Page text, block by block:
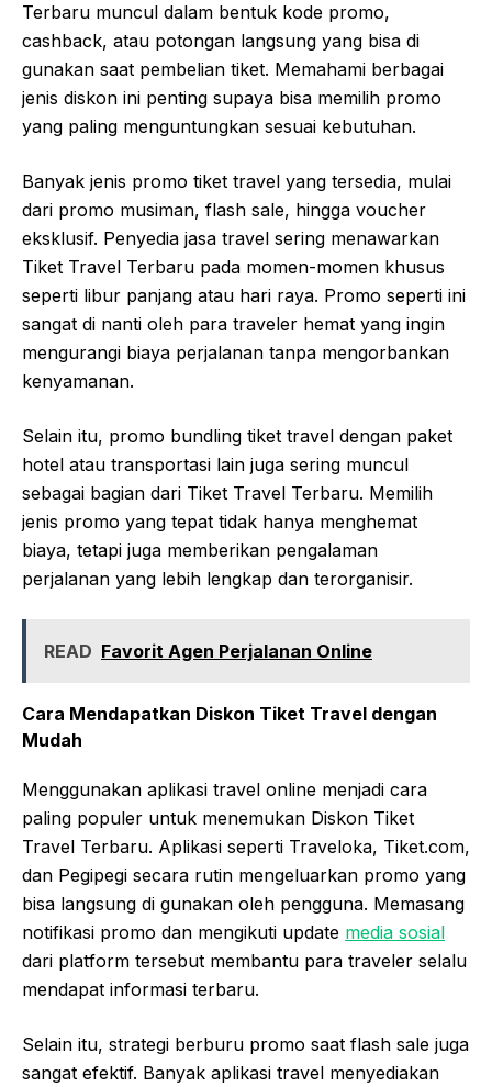
Terbaru muncul dalam bentuk kode promo,
cashback, atau potongan langsung yang bisa di
gunakan saat pembelian tiket. Memahami berbagai
jenis diskon ini penting supaya bisa memilih promo
yang paling menguntungkan sesuai kebutuhan.
Banyak jenis promo tiket travel yang tersedia, mulai
dari promo musiman, flash sale, hingga voucher
eksklusif. Penyedia jasa travel sering menawarkan
Tiket Travel Terbaru pada momen-momen khusus
seperti libur panjang atau hari raya. Promo seperti ini
sangat di nanti oleh para traveler hemat yang ingin
mengurangi biaya perjalanan tanpa mengorbankan
kenyamanan.
Selain itu, promo bundling tiket travel dengan paket
hotel atau transportasi lain juga sering muncul
sebagai bagian dari Tiket Travel Terbaru. Memilih
jenis promo yang tepat tidak hanya menghemat
biaya, tetapi juga memberikan pengalaman
perjalanan yang lebih lengkap dan terorganisir.
READ Favorit Agen Perjalanan Online
Cara Mendapatkan Diskon Tiket Travel dengan
Mudah
Menggunakan aplikasi travel online menjadi cara
paling populer untuk menemukan Diskon Tiket
Travel Terbaru. Aplikasi seperti Traveloka, Tiket.com,
dan Pegipegi secara rutin mengeluarkan promo yang
bisa langsung di gunakan oleh pengguna. Memasang
notifikasi promo dan mengikuti update media sosial
dari platform tersebut membantu para traveler selalu
mendapat informasi terbaru.
Selain itu, strategi berburu promo saat flash sale juga
sangat efektif. Banyak aplikasi travel menyediakan